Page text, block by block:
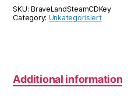
SKU:BraveLandSteamCDKey
Category: Unkategorisiert
Additional information